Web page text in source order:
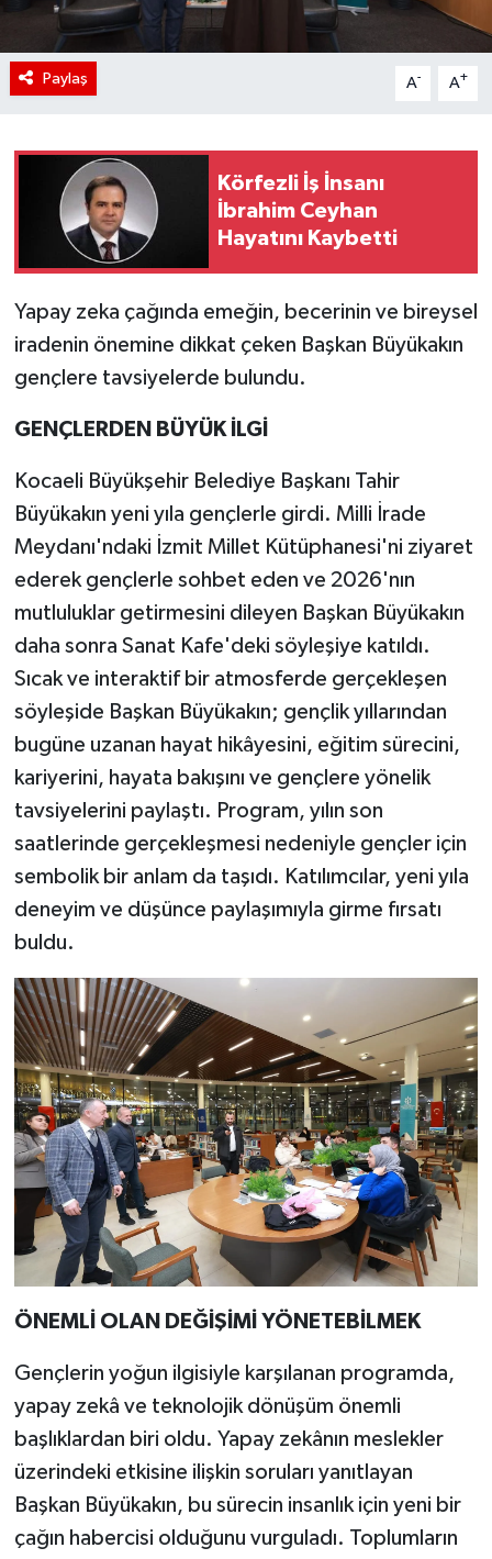
Paylaş A- A+
Körfezli İş İnsanı
İbrahim Ceyhan
Hayatını Kaybetti
Yapay zeka çağında emeğin, becerinin ve bireysel
iradenin önemine dikkat çeken Başkan Büyükakın
gençlere tavsiyelerde bulundu.
GENÇLERDEN BÜYÜK İLGİ
Kocaeli Büyükşehir Belediye Başkanı Tahir
Büyükakın yeni yıla gençlerle girdi. Milli İrade
Meydanı'ndaki İzmit Millet Kütüphanesi'ni ziyaret
ederek gençlerle sohbet eden ve 2026'nın
mutluluklar getirmesini dileyen Başkan Büyükakın
daha sonra Sanat Kafe'deki söyleşiye katıldı.
Sıcak ve interaktif bir atmosferde gerçekleşen
söyleşide Başkan Büyükakın; gençlik yıllarından
bugüne uzanan hayat hikâyesini, eğitim sürecini,
kariyerini, hayata bakışını ve gençlere yönelik
tavsiyelerini paylaştı. Program, yılın son
saatlerinde gerçekleşmesi nedeniyle gençler için
sembolik bir anlam da taşıdı. Katılımcılar, yeni yıla
deneyim ve düşünce paylaşımıyla girme fırsatı
buldu.
ÖNEMLİ OLAN DEĞİŞİMİ YÖNETEBİLMEK
Gençlerin yoğun ilgisiyle karşılanan programda,
yapay zekâ ve teknolojik dönüşüm önemli
başlıklardan biri oldu. Yapay zekânın meslekler
üzerindeki etkisine ilişkin soruları yanıtlayan
Başkan Büyükakın, bu sürecin insanlık için yeni bir
çağın habercisi olduğunu vurguladı. Toplumların